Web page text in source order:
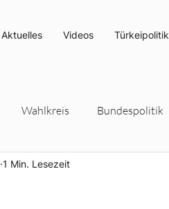
Aktuelles Videos Türkeipolitik
Wahlkreis Bundespolitik
Umwelt- und Klimaschutz
1 Min. Lesezeit